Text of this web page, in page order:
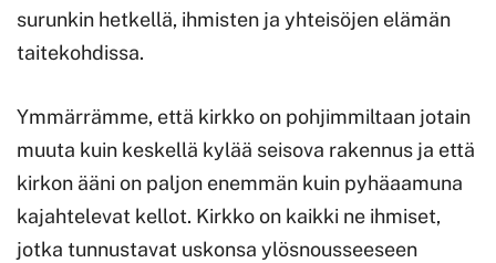
surunkin hetkellä, ihmisten ja yhteisöjen elämän
taitekohdissa.
Ymmärrämme, että kirkko on pohjimmiltaan jotain
muuta kuin keskellä kylää seisova rakennus ja että
kirkon ääni on paljon enemmän kuin pyhäaamuna
kajahtelevat kellot. Kirkko on kaikki ne ihmiset,
jotka tunnustavat uskonsa ylösnousseeseen